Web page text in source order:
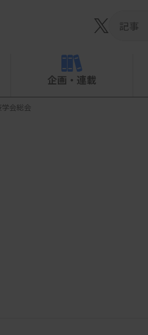
企画・連載
会総会